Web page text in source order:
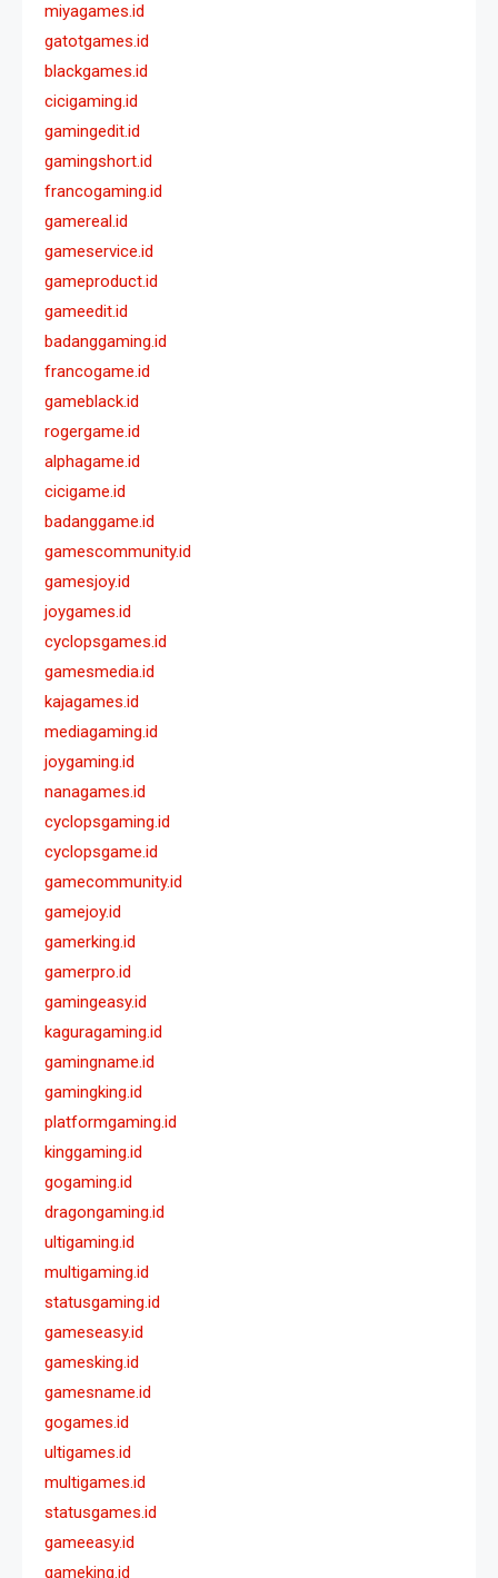
miyagames.id
gatotgames.id
blackgames.id
cicigaming.id
gamingedit.id
gamingshort.id
francogaming.id
gamereal.id
gameservice.id
gameproduct.id
gameedit.id
badanggaming.id
francogame.id
gameblack.id
rogergame.id
alphagame.id
cicigame.id
badanggame.id
gamescommunity.id
gamesjoy.id
joygames.id
cyclopsgames.id
gamesmedia.id
kajagames.id
mediagaming.id
joygaming.id
nanagames.id
cyclopsgaming.id
cyclopsgame.id
gamecommunity.id
gamejoy.id
gamerking.id
gamerpro.id
gamingeasy.id
kaguragaming.id
gamingname.id
gamingking.id
platformgaming.id
kinggaming.id
gogaming.id
dragongaming.id
ultigaming.id
multigaming.id
statusgaming.id
gameseasy.id
gamesking.id
gamesname.id
gogames.id
ultigames.id
multigames.id
statusgames.id
gameeasy.id
gameking.id